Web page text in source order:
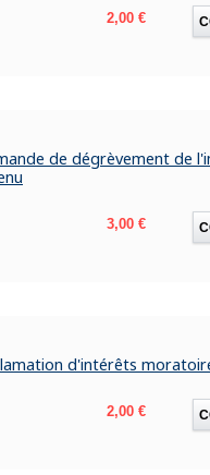
Prix
2,00 €
de dégrèvement de
Prix
3,00 €
d'intérêts
Prix
2,00 €